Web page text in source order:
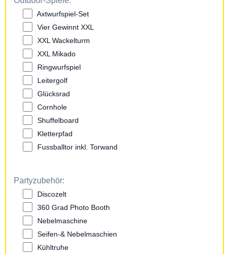
Axtwurfspiel-Set
Vier Gewinnt XXL
XXL Wackelturm
XXL Mikado
Ringwurfspiel
Leitergolf
Glücksrad
Cornhole
Shuffelboard
Kletterpfad
Fussballtor inkl. Torwand
Partyzubehör:
Discozelt
360 Grad Photo Booth
Nebelmaschine
Seifen-& Nebelmaschien
Kühltruhe